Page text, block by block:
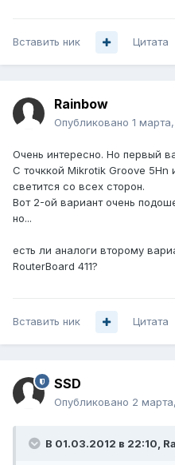
Вставить ник Цитата
Rainbow
Опубликовано 1
Очень интересно. Но первый
С точккой Mikrotik Groove
светится со всех сторон.
Вот 2-ой вариант очень
но...
есть ли аналоги второму
RouterBoard 411?
Вставить ник Цитата
SSD
Опубликовано 2
В 01.03.2012 в 22:10,